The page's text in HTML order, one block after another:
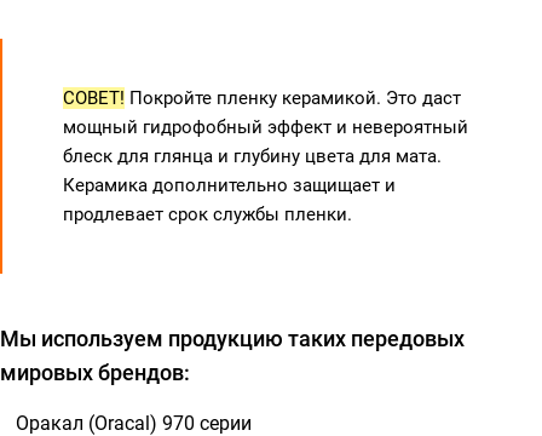
СОВЕТ! Покройте пленку керамикой. Это даст
мощный гидрофобный эффект и невероятный
блеск для глянца и глубину цвета для мата.
Керамика дополнительно защищает и
продлевает срок службы пленки.
Мы используем продукцию таких передовых
мировых брендов:
Оракал (Oracal) 970 серии